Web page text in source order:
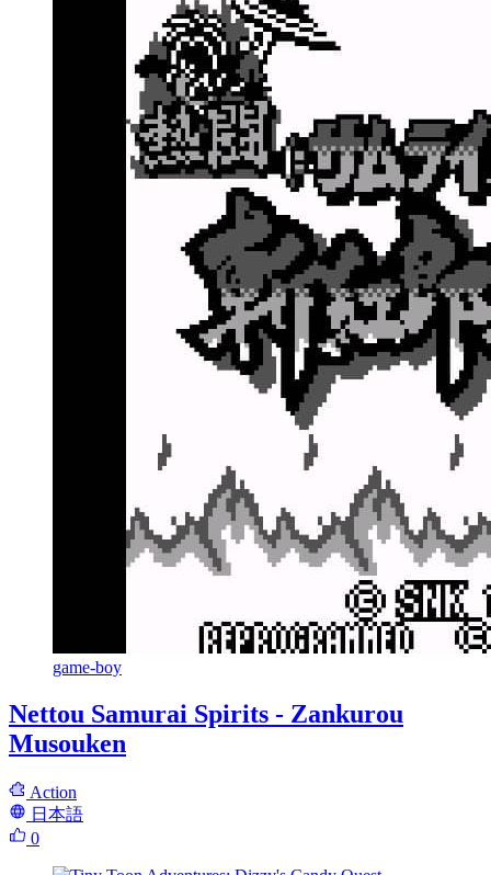
game-boy
Nettou Samurai Spirits - Zankurou
Musouken
Action
日本語
0